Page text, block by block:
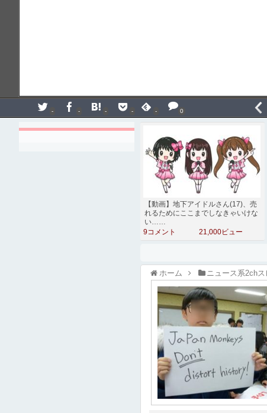
- - - - - 0
【動画】地下アイドルさん(17)、売
れるためにここまでしなきゃいけな
い……
9コメント
21,000ビュー
ホーム ニュース系2chス